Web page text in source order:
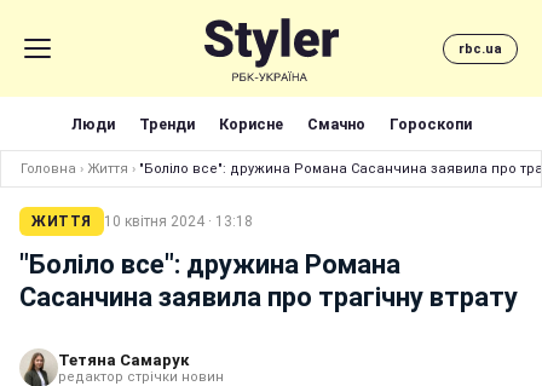
rbc.ua
Люди Тренди Корисне Смачно Гороскопи
Головна › Життя › "Боліло все": дружина Романа Сасанчина заявила про
ЖИТТЯ 10 квітня 2024 · 13:18
"Боліло все": дружина Романа
Сасанчина заявила про трагічну втрату
Тетяна Самарук
редактор стрічки новин